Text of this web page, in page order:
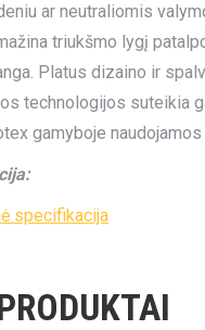
ar neutraliomis
triukšmo lygį
Platus dizaino ir
technologijos suteikia
gamyboje
specifikacija